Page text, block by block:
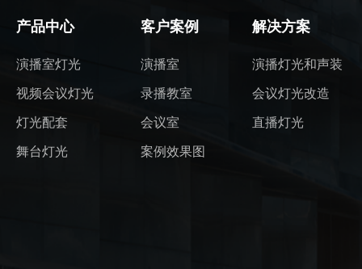
产品中心
演播室灯光
视频会议灯光
灯光配套
舞台灯光
客户案例
演播室
录播教室
会议室
案例效果图
解决方案
演播灯光和声装
会议灯光改造
直播灯光